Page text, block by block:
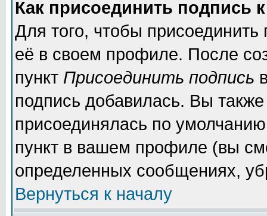
Как присоединить подпись
Для того, чтобы
её в своем профиле. После
пункт Присоединить подпись
подпись добавилась. Вы
присоединялась по
пункт в вашем профиле (вы
определенных сообщениях,
Вернуться к началу